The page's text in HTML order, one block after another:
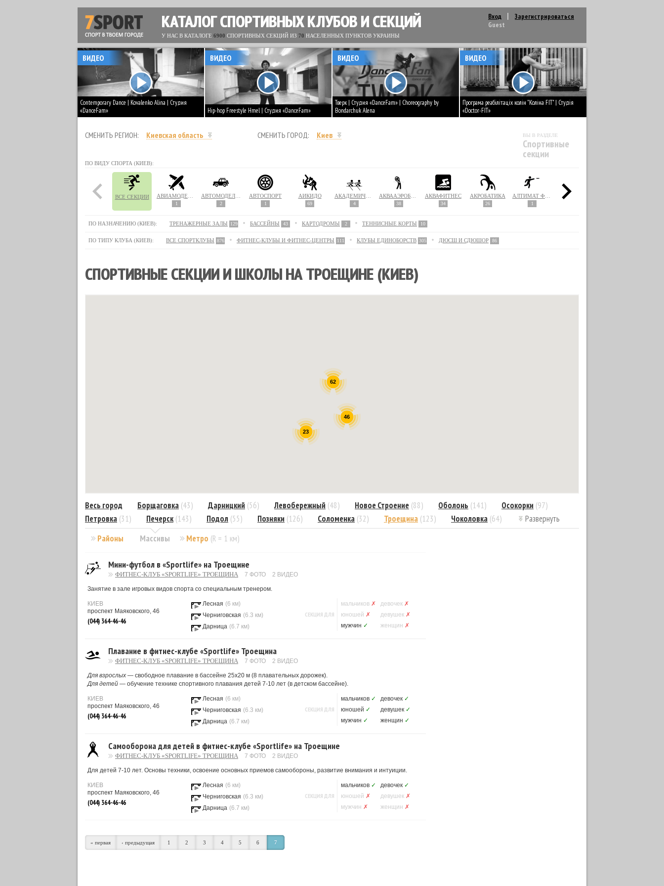
Вход
Зарегистрироваться
Guest
КАТАЛОГ СПОРТИВНЫХ КЛУБОВ И СЕКЦИЙ
У НАС В КАТАЛОГЕ 6900 СПОРТИВНЫХ СЕКЦИЙ ИЗ 70 НАСЕЛЕННЫХ ПУНКТОВ УКРАИНЫ
Contemporary Dance | Kovalenko Alina | Студия
«DanceFam»
ВИДЕО
Hip-hop Freestyle Hmel | Студия «DanceFam»
ВИДЕО
Тверк | Студия «DanceFam» | Choreography by
Bondarchuk Alena
ВИДЕО
Програма реабілітаціх колін "Коліна FIT" | Студія
«Doctor-FIT»
ВИДЕО
СМЕНИТЬ РЕГИОН: Киевская область СМЕНИТЬ ГОРОД: Киев ВЫ В РАЗДЕЛЕ
Спортивные
секции
ПО ВИДУ СПОРТА (КИЕВ):
ВСЕ СЕКЦИИ
1 2
АВТОСПОРТ
1
АЙКИДО
69 4 38
АКВАФИТНЕС
34
АКРОБАТИКА
26 1
ПО НАЗНАЧЕНИЮ (КИЕВ): ТРЕНАЖЕРНЫЕ ЗАЛЫ 129 БАССЕЙНЫ 43 КАРТОДРОМЫ 2 ТЕННИСНЫЕ КОРТЫ 10
ПО ТИПУ КЛУБА (КИЕВ): ВСЕ СПОРТКЛУБЫ 876 ФИТНЕС-КЛУБЫ И ФИТНЕС-ЦЕНТРЫ 111 КЛУБЫ ЕДИНОБОРСТВ 305 ДЮСШ И СДЮШОР 86
СПОРТИВНЫЕ СЕКЦИИ И ШКОЛЫ НА ТРОЕЩИНЕ (КИЕВ)
62
23
46
Районы Массивы
Весь город Борщаговка (43) Дарницкий (56) Левобережный (48) Новое Строение (88) Оболонь (141) Осокорки (97)
Петровка (31) Печерск (143) Подол (55) Позняки (126) Соломенка (32) Троещина (123) Чоколовка (64)
Развернуть
Метро (R = 1 км)
Мини-футбол в «Sportlife» на Троещине
ФИТНЕС-КЛУБ «SPORTLIFE» ТРОЕЩИНА 7 ФОТО 2 ВИДЕО
Занятие в зале игровых видов спорта со специальным тренером.
КИЕВ
проспект Маяковского, 46
(044) 364-46-46
Лесная (6 км)
Черниговская (6.3 км)
Дарница (6.7 км)
СЕКЦИЯ ДЛЯ
мальчиков ✗ девочек ✗
юношей ✗ девушек ✗
мужчин ✓ женщин ✗
Плавание в фитнес-клубе «Sportlife» Троещина
ФИТНЕС-КЛУБ «SPORTLIFE» ТРОЕЩИНА 7 ФОТО 2 ВИДЕО
Для взрослых — свободное плавание в бассейне 25x20 м (8 плавательных дорожек).
Для детей — обучение технике спортивного плавания детей 7-10 лет (в детском бассейне).
КИЕВ
проспект Маяковского, 46
(044) 364-46-46
Лесная (6 км)
Черниговская (6.3 км)
Дарница (6.7 км)
СЕКЦИЯ ДЛЯ
мальчиков ✓ девочек ✓
юношей ✓ девушек ✓
мужчин ✓ женщин ✓
Самооборона для детей в фитнес-клубе «Sportlife» на Троещине
ФИТНЕС-КЛУБ «SPORTLIFE» ТРОЕЩИНА 7 ФОТО 2 ВИДЕО
Для детей 7-10 лет. Основы техники, освоение основных приемов самообороны, развитие внимания и интуиции.
КИЕВ
проспект Маяковского, 46
(044) 364-46-46
Лесная (6 км)
Черниговская (6.3 км)
Дарница (6.7 км)
СЕКЦИЯ ДЛЯ
мальчиков ✓ девочек ✓
юношей ✗ девушек ✗
мужчин ✗ женщин ✗
« первая ‹ предыдущая 1 2 3 4 5 6 7